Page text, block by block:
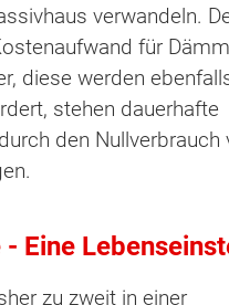
verwandeln.
für
diese werden
stehen dauerhafte
den Nullverbrauch
Eine
zu zweit in einer